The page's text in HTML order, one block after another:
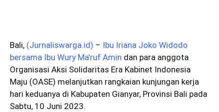
Bali, (Jurnaliswarga.id) – Ibu Iriana Joko Widodo
bersama Ibu Wury Ma’ruf Amin dan para anggota
Organisasi Aksi Solidaritas Era Kabinet Indonesia
Maju (OASE) melanjutkan rangkaian kunjungan kerja
hari keduanya di Kabupaten Gianyar, Provinsi Bali pada
Sabtu, 10 Juni 2023.